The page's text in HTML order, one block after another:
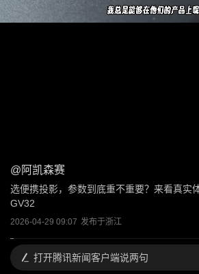
@ 阿凯森赛
选便携投影，参数到底重不重要？来看真实
GV32
2026-04-29 09:07 发布于浙江
打开腾讯新闻客户端说两句